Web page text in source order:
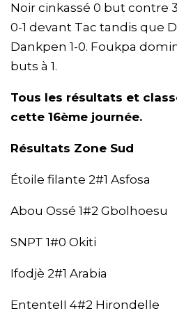
Noir cinkassé 0 but contre
0-1 devant Tac tandis que
Dankpen 1-0. Foukpa
buts à 1.
Tous les résultats et
cette 16ème journée.
Résultats Zone Sud
Étoile filante 2#1 Asfosa
Abou Ossé 1#2 Gbolhoesu
SNPT 1#0 Okiti
Ifodjè 2#1 Arabia
EntenteII 4#2 Hirondelle